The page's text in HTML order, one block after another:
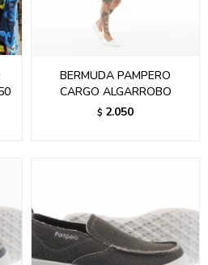
BERMUDA PAMPERO
CARGO ALGARROBO
$ 2.050